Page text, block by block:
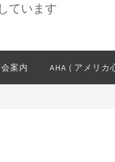
ています
案内 AHA ( アメリカ